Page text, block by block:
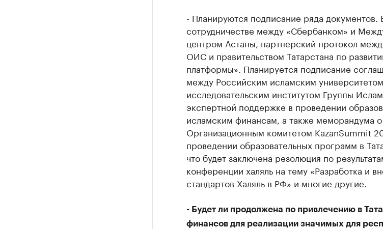
- Планируются подписание ряда
сотрудничестве между «Сбербанком» и
центром Астаны, партнерский протокол
ОИС и правительством Татарстана по
платформы». Планируется подписание
между Российским исламским
исследовательским институтом Группы
экспертной поддержке в проведении
исламским финансам, а также меморандума о
Организационным комитетом KazanSummit
проведении образовательных программ в
что будет заключена резолюция по
конференции халяль на тему «Разработка и
стандартов Халяль в РФ» и многие другие.
- Будет ли продолжена по привлечению в
финансов для реализации значимых для